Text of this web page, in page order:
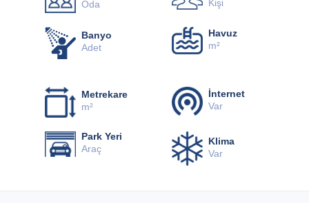
Oda
Kişi
Banyo
Adet
Havuz
m²
Metrekare
m²
İnternet
Var
Park Yeri
Araç
Klima
Var